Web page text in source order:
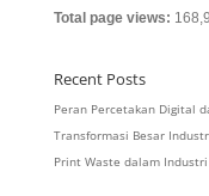
Total page views:
Recent Posts
Peran Percetakan Digital
Transformasi Besar
Print Waste dalam